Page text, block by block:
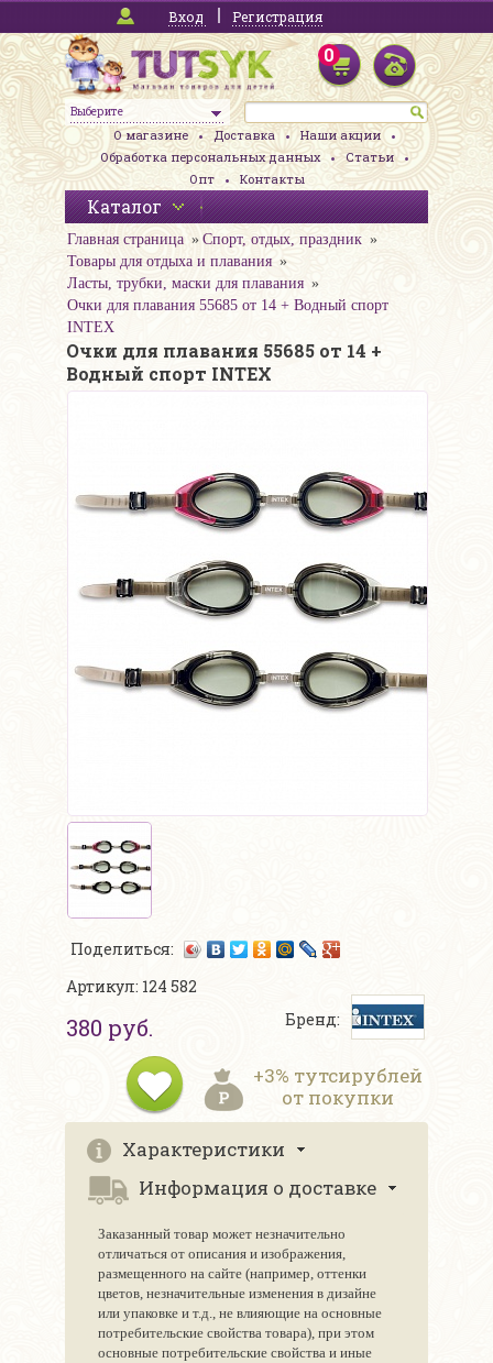
Вход Регистрация
Выберите
0
О магазине Доставка
Наши акции
Обработка персональных данных
Статьи
Опт
Контакты
Каталог
Главная страница
Спорт, отдых, праздник
Товары для отдыха и плавания
Ласты, трубки, маски для плавания
Очки для плавания 55685 от 14 + Водный спорт
INTEX
Очки для плавания 55685 от 14 +
Водный спорт INTEX
Поделиться:
Артикул: 124 582
380 руб. Бренд:
+3% тутсирублей
от покупки
Характеристики
Информация о доставке
Заказанный товар может незначительно
отличаться от описания и изображения,
размещенного на сайте (например, оттенки
цветов, незначительные изменения в дизайне
или упаковке и т.д., не влияющие на основные
потребительские свойства товара), при этом
основные потребительские свойства и иные